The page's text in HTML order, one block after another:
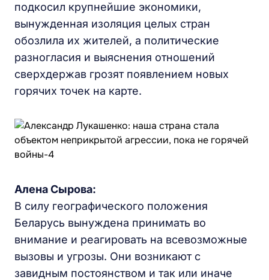
подкосил крупнейшие экономики,
вынужденная изоляция целых стран
обозлила их жителей, а политические
разногласия и выяснения отношений
сверхдержав грозят появлением новых
горячих точек на карте.
Алена Сырова:
В силу географического положения
Беларусь вынуждена принимать во
внимание и реагировать на всевозможные
вызовы и угрозы. Они возникают с
завидным постоянством и так или иначе